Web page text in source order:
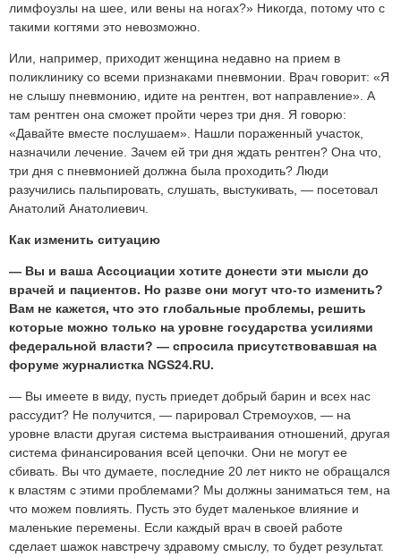
лимфоузлы на шее, или вены на ногах?» Никогда, потому что с
такими когтями это невозможно.
Или, например, приходит женщина недавно на прием в
поликлинику со всеми признаками пневмонии. Врач говорит: «Я
не слышу пневмонию, идите на рентген, вот направление». А
там рентген она сможет пройти через три дня. Я говорю:
«Давайте вместе послушаем». Нашли пораженный участок,
назначили лечение. Зачем ей три дня ждать рентген? Она что,
три дня с пневмонией должна была проходить? Люди
разучились пальпировать, слушать, выстукивать, — посетовал
Анатолий Анатолиевич.
Как изменить ситуацию
— Вы и ваша Ассоциации хотите донести эти мысли до
врачей и пациентов. Но разве они могут что-то изменить?
Вам не кажется, что это глобальные проблемы, решить
которые можно только на уровне государства усилиями
федеральной власти? — спросила присутствовавшая на
форуме журналистка NGS24.RU.
— Вы имеете в виду, пусть приедет добрый барин и всех нас
рассудит? Не получится, — парировал Стремоухов, — на
уровне власти другая система выстраивания отношений, другая
система финансирования всей цепочки. Они не могут ее
сбивать. Вы что думаете, последние 20 летникто не обращался
к властям с этими проблемами? Мы должны заниматься тем, на
что можем повлиять. Пусть это будет маленькое влияние и
маленькие перемены. Если каждый врач в своей работе
сделает шажок навстречу здравому смыслу, то будет результат.